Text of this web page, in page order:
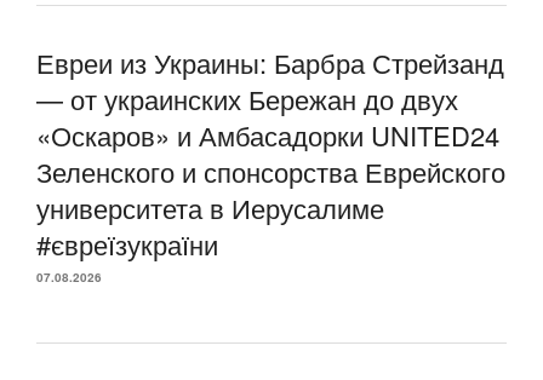
Евреи из Украины: Барбра Стрейзанд
— от украинских Бережан до двух
«Оскаров» и Амбасадорки UNITED24
Зеленского и спонсорства Еврейского
университета в Иерусалиме
#євреїзукраїни
07.08.2026